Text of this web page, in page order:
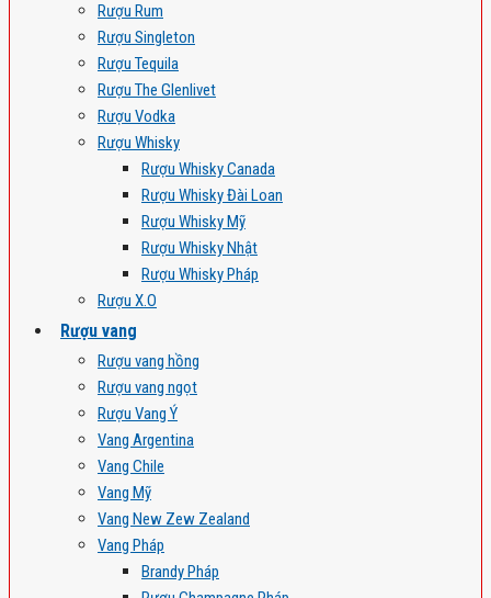
Rượu Rum
Rượu Singleton
Rượu Tequila
Rượu The Glenlivet
Rượu Vodka
Rượu Whisky
Rượu Whisky Canada
Rượu Whisky Đài Loan
Rượu Whisky Mỹ
Rượu Whisky Nhật
Rượu Whisky Pháp
Rượu X.O
Rượu vang
Rượu vang hồng
Rượu vang ngọt
Rượu Vang Ý
Vang Argentina
Vang Chile
Vang Mỹ
Vang New Zew Zealand
Vang Pháp
Brandy Pháp